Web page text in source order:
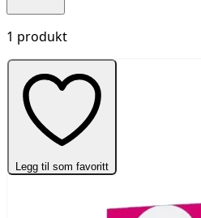
1 produkt
Legg til som favoritt